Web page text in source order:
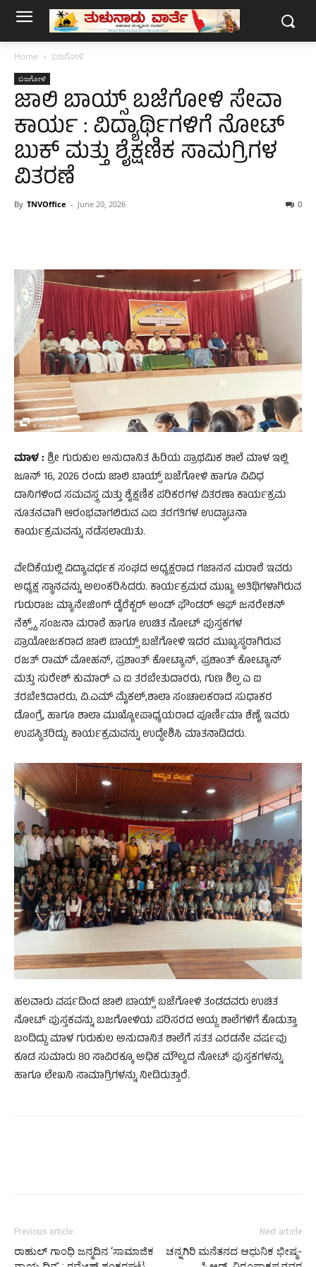
Home ಬಜಗೋಳಿ
ಬಜಗೋಳಿ
ಜಾಲಿ ಬಾಯ್ಸ್ ಬಜೆಗೋಳಿ ಸೇವಾ
ಕಾರ್ಯ : ವಿದ್ಯಾರ್ಥಿಗಳಿಗೆ ನೋಟ್
ಬುಕ್ ಮತ್ತು ಶೈಕ್ಷಣಿಕ ಸಾಮಗ್ರಿಗಳ
ವಿತರಣೆ
By TNVOffice - June 20, 2026 0
ಮಾಳ : ಶ್ರೀ ಗುರುಕುಲ ಅನುದಾನಿತ ಹಿರಿಯ ಪ್ರಾಥಮಿಕ ಶಾಲೆ ಮಾಳ ಇಲ್ಲಿ
ಜೂನ್ 16, 2026 ರಂದು ಜಾಲಿ ಬಾಯ್ಸ್ ಬಜೆಗೋಳಿ ಹಾಗೂ ವಿವಿಧ
ದಾನಿಗಳಿಂದ ಸಮವಸ್ತ್ರ ಮತ್ತು ಶೈಕ್ಷಣಿಕ ಪರಿಕರಗಳ ವಿತರಣಾ ಕಾರ್ಯಕ್ರಮ
ನೂತನವಾಗಿ ಆರಂಭವಾಗಲಿರುವ ಎಐ ತರಗತಿಗಳ ಉದ್ಘಾಟನಾ
ಕಾರ್ಯಕ್ರಮವನ್ನು ನಡೆಸಲಾಯಿತು.
ವೇದಿಕೆಯಲ್ಲಿ ವಿದ್ಯಾವರ್ಧಕ ಸಂಘದ ಅಧ್ಯಕ್ಷರಾದ ಗಜಾನನ ಮರಾಠೆ ಇವರು
ಅಧ್ಯಕ್ಷ ಸ್ಥಾನವನ್ನು ಅಲಂಕರಿಸಿದರು. ಕಾರ್ಯಕ್ರಮದ ಮುಖ್ಯ ಅತಿಥಿಗಳಾಗಿರುವ
ಗುರುರಾಜ ಮ್ಯಾನೇಜಿಂಗ್ ಡೈರೆಕ್ಟರ್ ಅಂಡ್ ಫೌಂಡರ್ ಆಫ್ ಜನರೇಶನ್
ನೆಕ್ಸ್ಟ್, ಸಂಜನಾ ಮರಾಠೆ ಹಾಗೂ ಉಚಿತ ನೋಟ್ ಪುಸ್ತಕಗಳ
ಪ್ರಾಯೋಜಕರಾದ ಜಾಲಿ ಬಾಯ್ಸ್ ಬಜೆಗೋಳಿ ಇದರ ಮುಖ್ಯಸ್ಥರಾಗಿರುವ
ರಜತ್ ರಾಮ್ ಮೋಹನ್, ಪ್ರಶಾಂತ್ ಕೋಟ್ಯಾನ್, ಪ್ರಶಾಂತ್ ಕೋಟ್ಯಾನ್
ಮತ್ತು ಸುರೇಶ್ ಕುಮಾರ್ ಎ ಐ ತರಬೇತುದಾರರು, ಗುಣ ಶಿಲ್ಪ ಎ ಐ
ತರಬೇತಿದಾರರು, ವಿ.ಎಮ್ ಮೈಕಲ್,ಶಾಲಾ ಸಂಚಾಲಕರಾದ ಸುಧಾಕರ
ಡೊಂಗ್ರೆ, ಹಾಗೂ ಶಾಲಾ ಮುಖ್ಯೋಪಾಧ್ಯಯರಾದ ಪೂರ್ಣಿಮಾ ಶೆಣೈ ಇವರು
ಉಪಸ್ಥಿತರಿದ್ದು, ಕಾರ್ಯಕ್ರಮವನ್ನು ಉದ್ಧೇಶಿಸಿ ಮಾತನಾಡಿದರು.
ಹಲವಾರು ವರ್ಷದಿಂದ ಜಾಲಿ ಬಾಯ್ಸ್ ಬಜೆಗೋಳಿ ತಂಡದವರು ಉಚಿತ
ನೋಟ್ ಪುಸ್ತಕವನ್ನು ಬಜಗೋಳಿಯ ಪರಿಸರದ ಆಯ್ದ ಶಾಲೆಗಳಿಗೆ ಕೊಡುತ್ತಾ
ಬಂದಿದ್ದು ಮಾಳ ಗುರುಕುಲ ಅನುದಾನಿತ ಶಾಲೆಗೆ ಸತತ ಎರಡನೇ ವರ್ಷವು
ಕೂಡ ಸುಮಾರು 80 ಸಾವಿರಕ್ಕೂ ಅಧಿಕ ಮೌಲ್ಯದ ನೋಟ್ ಪುಸ್ತಕಗಳನ್ನು
ಹಾಗೂ ಲೇಖನಿ ಸಾಮಾಗ್ರಿಗಳನ್ನು ನೀಡಿರುತ್ತಾರೆ.
Previous article
ರಾಹುಲ್ ಗಾಂಧಿ ಜನ್ಮದಿನ ‘ಸಾಮಾಜಿಕ
Next article
ಚನ್ನಗಿರಿ ಮನೆತನದ ಆಧುನಿಕ ಭೀಷ್ಮ-